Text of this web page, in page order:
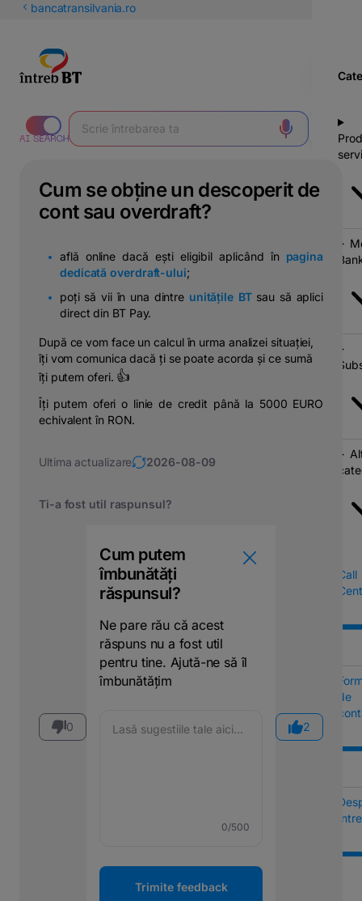
latineștibancatransilvania.ro
Call
de
Cum se obține un descoperit de
cont sau overdraft?
află online dacă ești eligibil aplicând în pagina
dedicată overdraft-ului;
poți să vii în una dintre unitățile BTsau să aplici
direct din BT Pay.
După ce vom face un calcul în urma analizei situației,
îți vom comunica dacă ți se poate acorda și ce sumă
îți putem oferi. 👍
Îți putem oferi o linie de credit până la 5000 EURO
echivalent în RON.
Ultima actualizare 2026-08-09
Ti-a fost util raspunsul?
0
Cum putem
îmbunătăți
răspunsul?
Ne pare rău că acest
răspuns nu a fost util
pentru tine. Ajută-ne să îl
îmbunătățim
0/500
Trimite feedback
2